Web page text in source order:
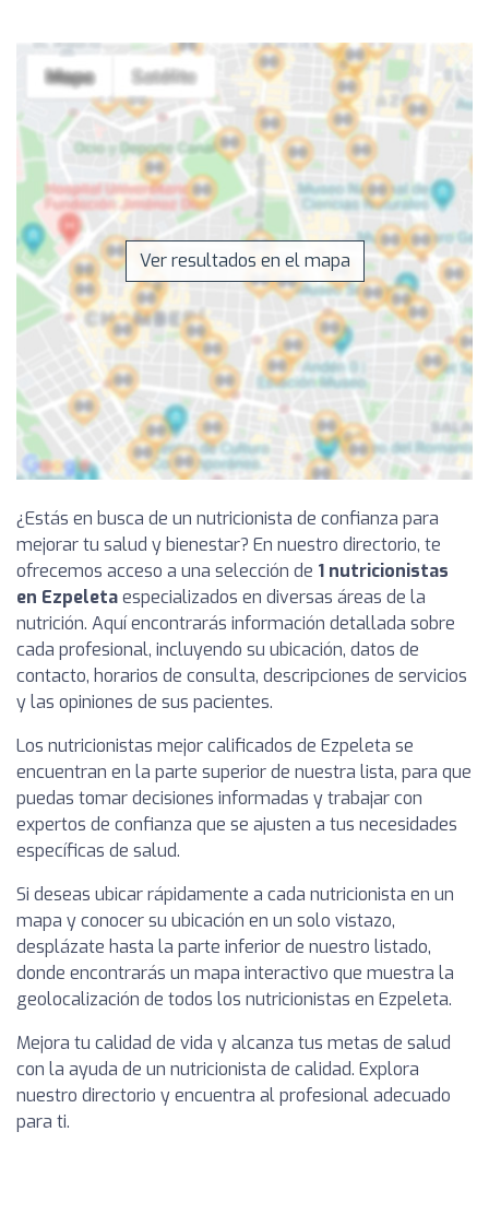
Ver resultados en el mapa
¿Estás en busca de un nutricionista de confianza para
mejorar tu salud y bienestar? En nuestro directorio, te
ofrecemos acceso a una selección de 1 nutricionistas
en Ezpeletaespecializados en diversas áreas de la
nutrición. Aquí encontrarás información detallada sobre
cada profesional, incluyendo su ubicación, datos de
contacto, horarios de consulta, descripciones de servicios
y las opiniones de sus pacientes.
Los nutricionistas mejor calificados de Ezpeleta se
encuentran en la parte superior de nuestra lista, para que
puedas tomar decisiones informadas y trabajar con
expertos de confianza que se ajusten a tus necesidades
específicas de salud.
Si deseas ubicar rápidamente a cada nutricionista en un
mapa y conocer su ubicación en un solo vistazo,
desplázate hasta la parte inferior de nuestro listado,
donde encontrarás un mapa interactivo que muestra la
geolocalización de todos los nutricionistas en Ezpeleta.
Mejora tu calidad de vida y alcanza tus metas de salud
con la ayuda de un nutricionista de calidad. Explora
nuestro directorio y encuentra al profesional adecuado
para ti.